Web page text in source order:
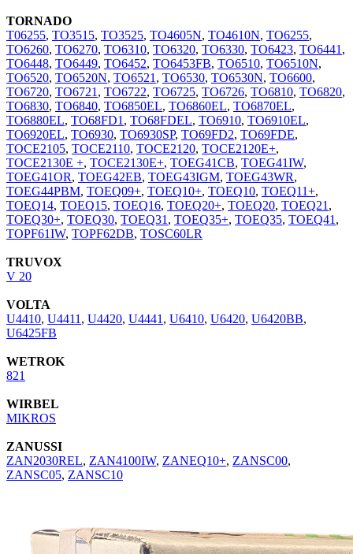
TORNADO
T06255, TO3515, TO3525, TO4605N, TO4610N, TO6255,
TO6260, TO6270, TO6310, TO6320, TO6330, TO6423, TO6441 ,
TO6448, TO6449, TO6452, TO6453FB, TO6510, TO6510N,
TO6520, TO6520N, TO6521 , TO6530, TO6530N, TO6600,
TO6720, TO6721 , TO6722, TO6725, TO6726, TO6810, TO6820,
TO6830, TO6840, TO6850EL, TO6860EL, TO6870EL,
TO6880EL, TO68FD1 , TO68FDEL, TO6910, TO6910EL,
TO6920EL, TO6930, TO6930SP, TO69FD2, TO69FDE,
TOCE2105, TOCE2110, TOCE2120, TOCE2120E+,
TOCE2130E +, TOCE2130E+, TOEG41CB, TOEG41IW,
TOEG41OR, TOEG42EB, TOEG43IGM, TOEG43WR,
TOEG44PBM, TOEQ09+, TOEQ10+, TOEQ10, TOEQ11+,
TOEQ14, TOEQ15, TOEQ16, TOEQ20+, TOEQ20, TOEQ21 ,
TOEQ30+, TOEQ30, TOEQ31 , TOEQ35+, TOEQ35, TOEQ41 ,
TOPF61IW, TOPF62DB, TOSC60LR
TRUVOX
V 20
VOLTA
U4410, U4411 , U4420, U4441 , U6410, U6420, U6420BB,
U6425FB
WETROK
821
WIRBEL
MIKROS
ZANUSSI
ZAN2030REL, ZAN4100IW, ZANEQ10+, ZANSC00,
ZANSC05, ZANSC10